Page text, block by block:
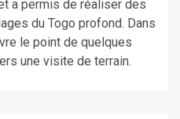
a permis de réaliser des
du Togo profond. Dans
le point de quelques
une visite de terrain.